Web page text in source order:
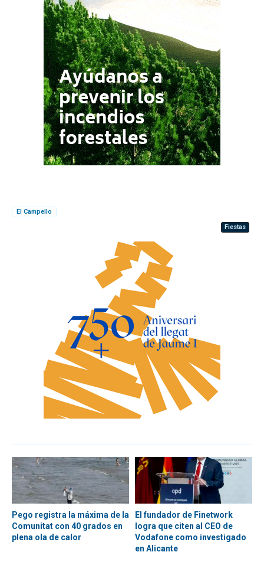
El Campello
Fiestas
Pego registra la máxima de la
Comunitat con 40 grados en
plena ola de calor
El fundador de Finetwork
logra que citen al CEO de
Vodafone como investigado
en Alicante